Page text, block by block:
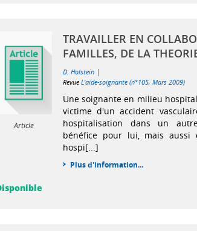
Article
TRAVAILLER EN
FAMILLES, DE LA
D. Holstein |
RevueL'aide-soignante (n°105, Mars 2009)
Une soignante en milieu
victime d'un accident
hospitalisation dans un
bénéfice pour lui, mais aussi
hospi[...]
Plus d'information...